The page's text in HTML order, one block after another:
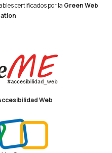
certificados por la Green Web
Web